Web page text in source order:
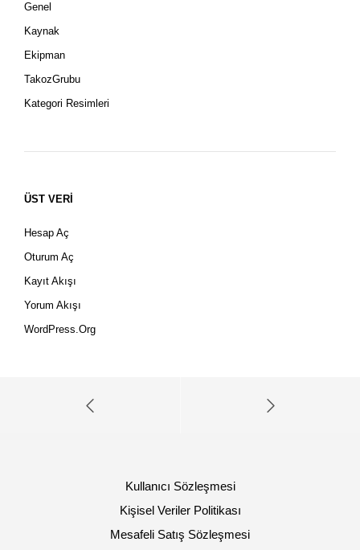
Genel
Kaynak
Ekipman
TakozGrubu
Kategori Resimleri
ÜST VERI
Hesap Aç
Oturum Aç
Kayıt Akışı
Yorum Akışı
WordPress.org
Kullanıcı Sözleşmesi
Kişisel Veriler Politikası
Mesafeli Satış Sözleşmesi